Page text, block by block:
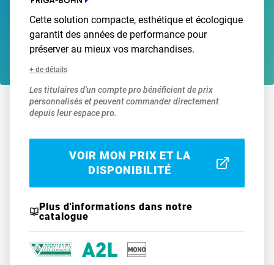
Cette solution compacte, esthétique et écologique
garantit des années de performance pour
préserver au mieux vos marchandises.
+ de détails
Les titulaires d'un compte pro bénéficient de prix
personnalisés et peuvent commander directement
depuis leur espace pro.
VOIR MON PRIX ET LA
DISPONIBILITÉ
Plus d'informations dans notre
catalogue